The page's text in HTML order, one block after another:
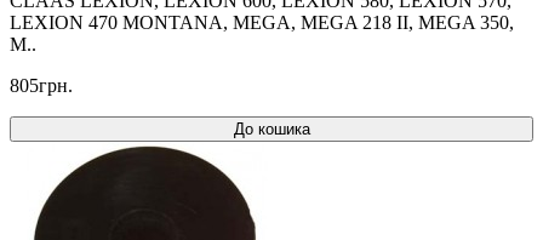
LEXION 470 MONTANA, MEGA, MEGA 218 II, MEGA 350,
M..
805грн.
До кошика